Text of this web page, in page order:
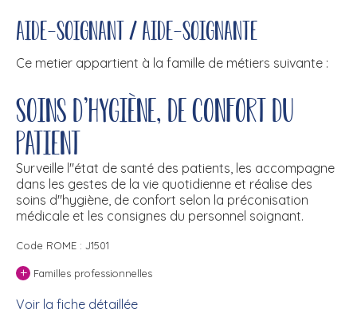
Aide-soignant / Aide-soignante
Ce metier appartient à la famille de métiers suivante :
Soins d'hygiène, de confort du
patient
Surveille l''état de santé des patients, les accompagne
dans les gestes de la vie quotidienne et réalise des
soins d''hygiène, de confort selon la préconisation
médicale et les consignes du personnel soignant.
Code ROME : J1501
+ Familles professionnelles
Voir la fiche détaillée